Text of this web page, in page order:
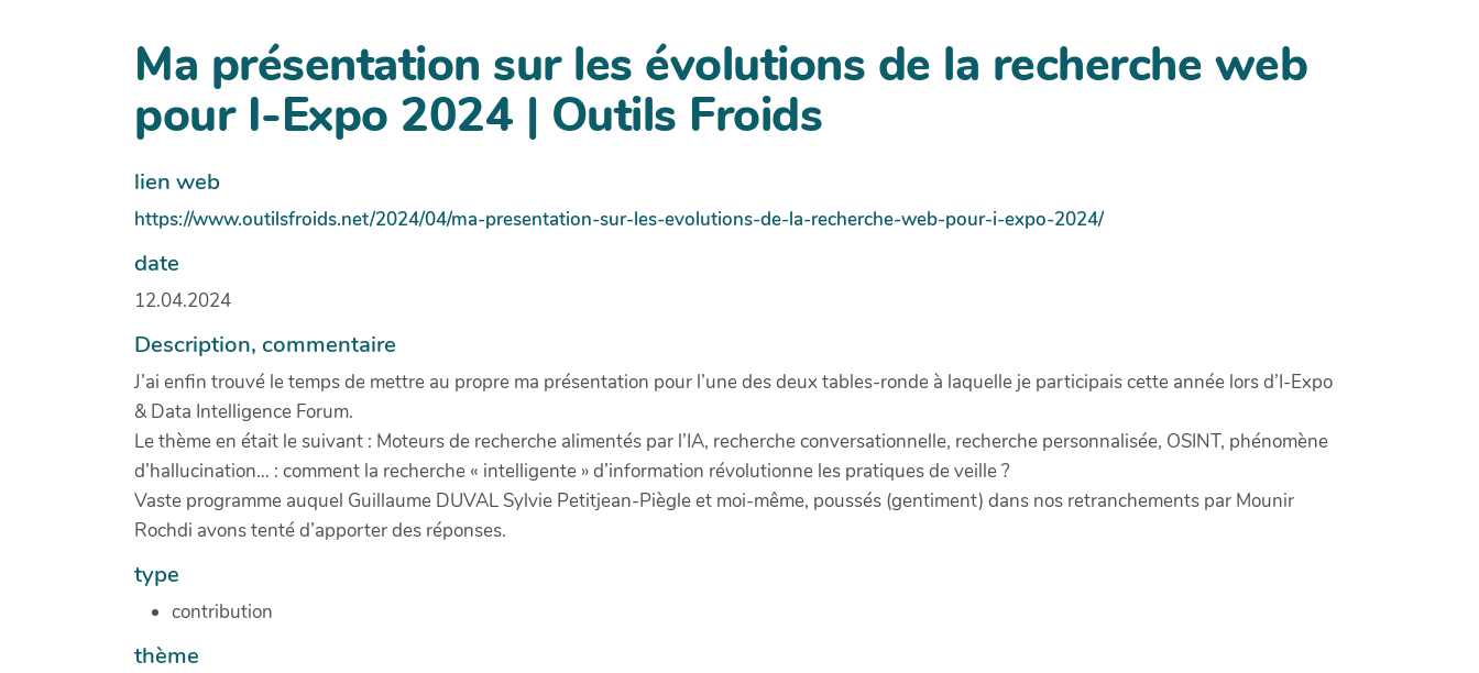
Ma présentation sur les évolutions de la recherche web
pour I-Expo 2024 | Outils Froids
lien web
https://www.outilsfroids.net/2024/04/ma-presentation-sur-les-evolutions-de-la-recherche-web-pour-i-expo-2024/
date
12.04.2024
Description, commentaire
J’ai enfin trouvé le temps de mettre au propre ma présentation pour l’une des deux tables-ronde à laquelle je participais cette année lors d’I-Expo
& Data Intelligence Forum.
Le thème en était le suivant : Moteurs de recherche alimentés par l’IA, recherche conversationnelle, recherche personnalisée, OSINT, phénomène
d’hallucination… : comment la recherche « intelligente » d’information révolutionne les pratiques de veille ?
Vaste programme auquel Guillaume DUVAL Sylvie Petitjean-Piègle et moi-même, poussés (gentiment) dans nos retranchements par Mounir
Rochdi avons tenté d’apporter des réponses.
type
contribution
thème